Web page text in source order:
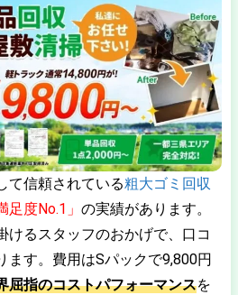
て信頼されている粗大ゴミ回収
足度No.1」 の実績があります。
けるスタッフのおかげで、口コ
ます。費用はSパックで9,800円
屈指のコストパフォーマンスを